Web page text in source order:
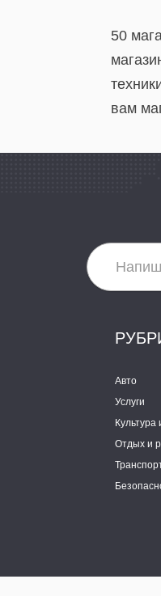
50
вам
Авто
Услуги
Культура
Отдых и